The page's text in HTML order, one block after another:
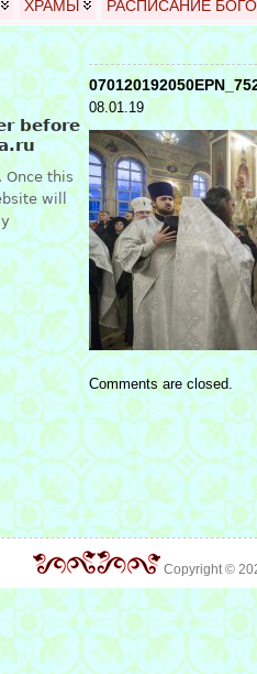
ХРАМЫ РАСПИСАНИЕ
08.01.19
Comments are closed.
Copyright ©